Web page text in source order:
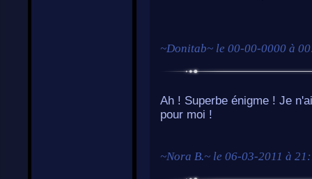
~Donitab~ le 00-00-0000 à
Ah ! Superbe énigme ! Je
pour moi !
~Nora B.~ le 06-03-2011 à